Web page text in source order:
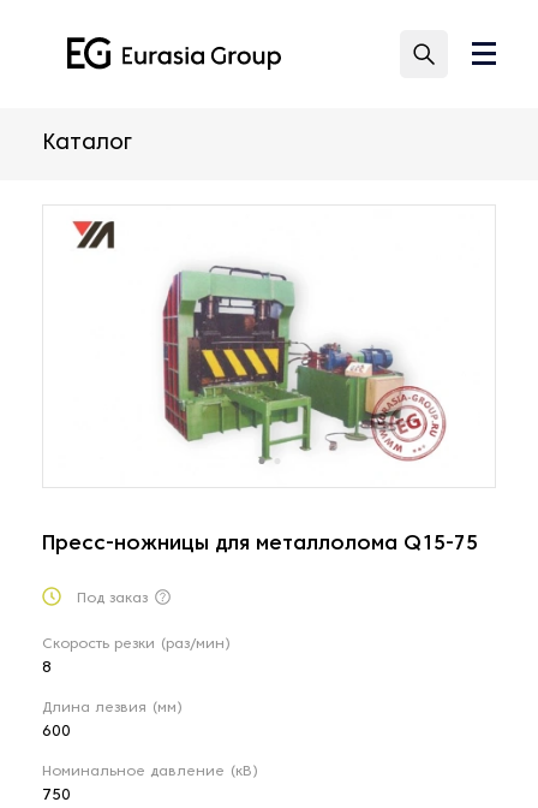
Каталог
Пресс-ножницы для металлолома Q15-75
Под заказ
Скорость резки (раз/мин)
8
Длина лезвия (мм)
600
Номинальное давление (кВ)
750